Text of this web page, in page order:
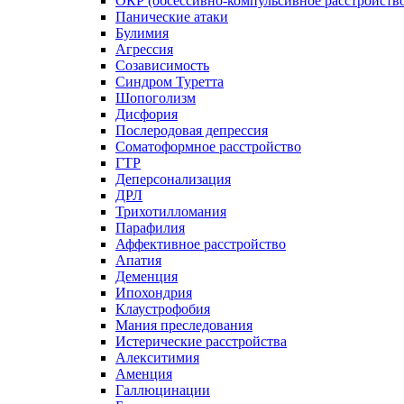
Панические атаки
Булимия
Агрессия
Созависимость
Синдром Туретта
Шопоголизм
Дисфория
Послеродовая депрессия
Соматоформное расстройство
ГТР
Деперсонализация
ДРЛ
Трихотилломания
Парафилия
Аффективное расстройство
Апатия
Деменция
Ипохондрия
Клаустрофобия
Мания преследования
Истерические расстройства
Алекситимия
Аменция
Галлюцинации